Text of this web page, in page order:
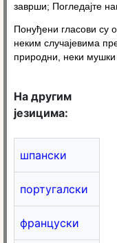
заврши; Погледајте
Понуђени гласови су
неким случајевима
природни, неки
На другим
језицима:
шпански
португалски
француски